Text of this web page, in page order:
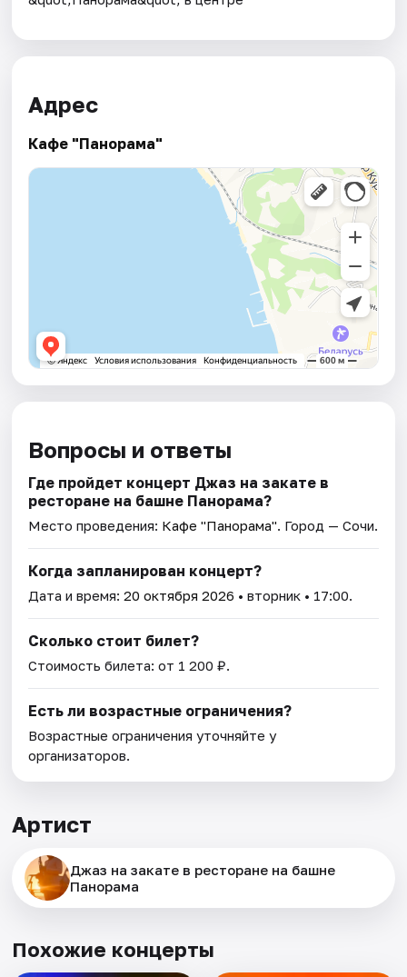
Адрес
Кафе "Панорама"
Вопросы и ответы
Где пройдет концерт Джаз на закате в
ресторане на башне Панорама?
Место проведения: Кафе "Панорама". Город — Сочи.
Когда запланирован концерт?
Дата и время:20 октября 2026 • вторник • 17:00.
Сколько стоит билет?
Стоимость билета: от 1 200 ₽.
Есть ли возрастные ограничения?
Возрастные ограничения уточняйте у
организаторов.
Артист
Джаз на закате в ресторане на башне
Панорама
Похожие концерты